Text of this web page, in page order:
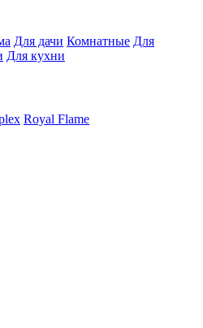
Для дачи Комнатные Для
Для кухни
Royal Flame